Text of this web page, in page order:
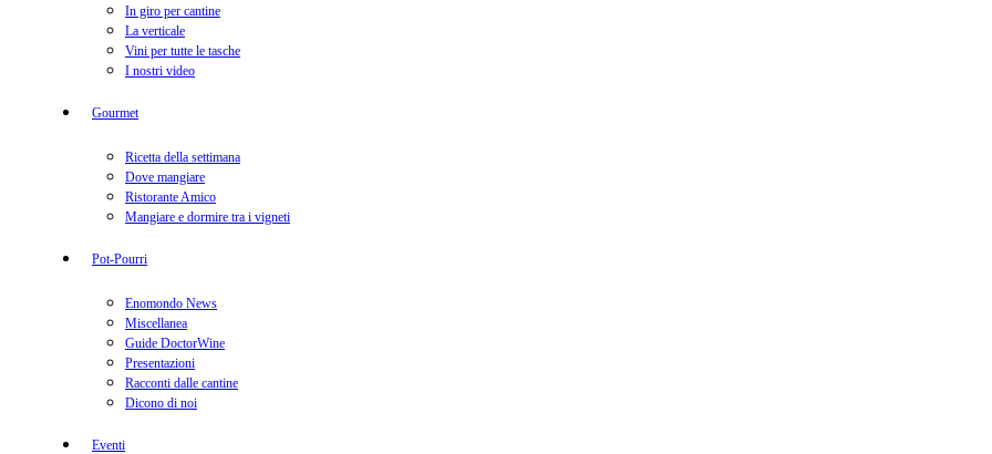
In giro per cantine
La verticale
Vini per tutte le tasche
I nostri video
Gourmet
Ricetta della settimana
Dove mangiare
Ristorante Amico
Mangiare e dormire tra i vigneti
Pot-Pourri
Enomondo News
Miscellanea
Guide DoctorWine
Presentazioni
Racconti dalle cantine
Dicono di noi
Eventi